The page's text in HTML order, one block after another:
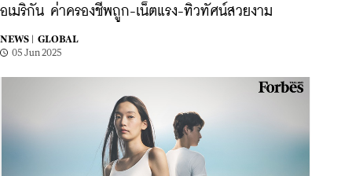
อเมริกัน ค่าครองชีพถูก-เน็ตแรง-ทิวทัศน์สวยงาม
NEWS |
GLOBAL
05 Jun 2025